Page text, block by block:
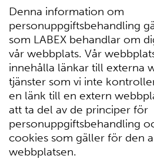
Denna information om
personuppgiftsbehandling
som LABEX behandlar om
vår webbplats. Vår
innehålla länkar till externa
tjänster som vi inte
en länk till en extern
att ta del av de principer för
personuppgiftsbehandling
cookies som gäller för den
webbplatsen.